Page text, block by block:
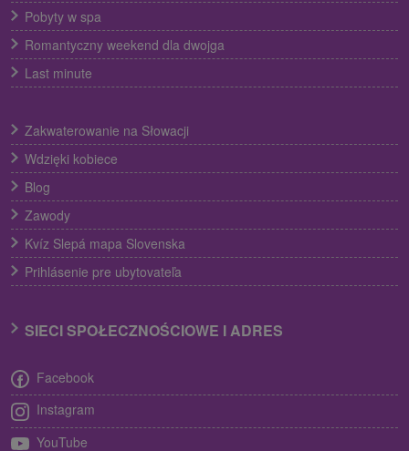
Pobyty w spa
Romantyczny weekend dla dwojga
Last minute
Zakwaterowanie na Słowacji
Wdzięki kobiece
Blog
Zawody
Kvíz Slepá mapa Slovenska
Prihlásenie pre ubytovateľa
SIECI SPOŁECZNOŚCIOWE I ADRES
Facebook
Instagram
YouTube